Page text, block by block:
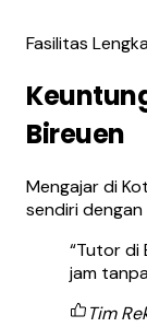
Fasilitas
Bireuen
Mengajar di
sendiri
“Tutor di
jam
Tim